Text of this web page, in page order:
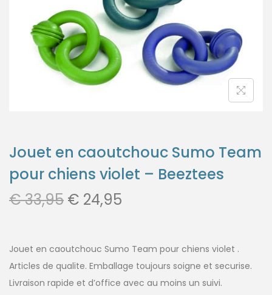
Jouet en caoutchouc Sumo Team
pour chiens violet – Beeztees
€33,95 € 24,95
Jouet en caoutchouc Sumo Team pour chiens violet .
Articles de qualite. Emballage toujours soigne et securise.
Livraison rapide et d’office avec au moins un suivi.